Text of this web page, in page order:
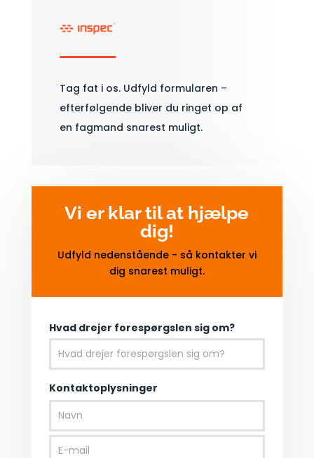
Tag fat i os. Udfyld formularen –
efterfølgende bliver du ringet op af
en fagmand snarest muligt.
Vi er klar til at hjælpe
dig!
Udfyld nedenstående - så kontakter vi
dig snarest muligt.
Bliv
kontaktet
Hvad drejer forespørgslen sig om?
Kontaktoplysninger